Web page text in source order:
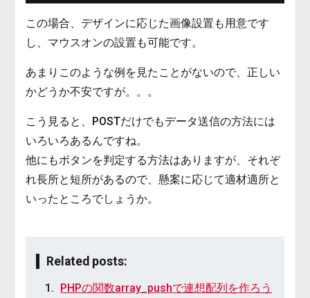
この場合、デザインに応じた画像設置も用意です
し、マウスオンの設置も可能です。
あまりこのような例を見たことがないので、正しい
かどうか不安ですが。。。
こう見ると、POSTだけでもデータ送信の方法には
いろいろあるんですね。
他にもボタンを判定する方法はありますが、それぞ
れ長所と短所があるので、懸案に応じて適材適所と
いったところでしょうか。
Related posts:
PHPの関数array_pushで連想配列を作ろう